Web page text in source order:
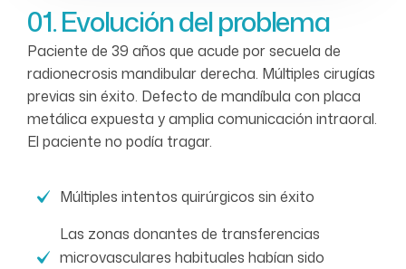
01. Evolución del problema
Paciente de 39 años que acude por secuela de
radionecrosis mandibular derecha. Múltiples cirugías
previas sin éxito. Defecto de mandíbula con placa
metálica expuesta y amplia comunicación intraoral.
El paciente no podía tragar.
Múltiples intentos quirúrgicos sin éxito
Las zonas donantes de transferencias
microvasculares habituales habían sido